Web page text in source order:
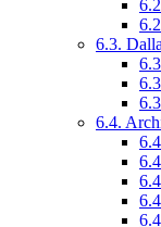
6.3.
6.4.